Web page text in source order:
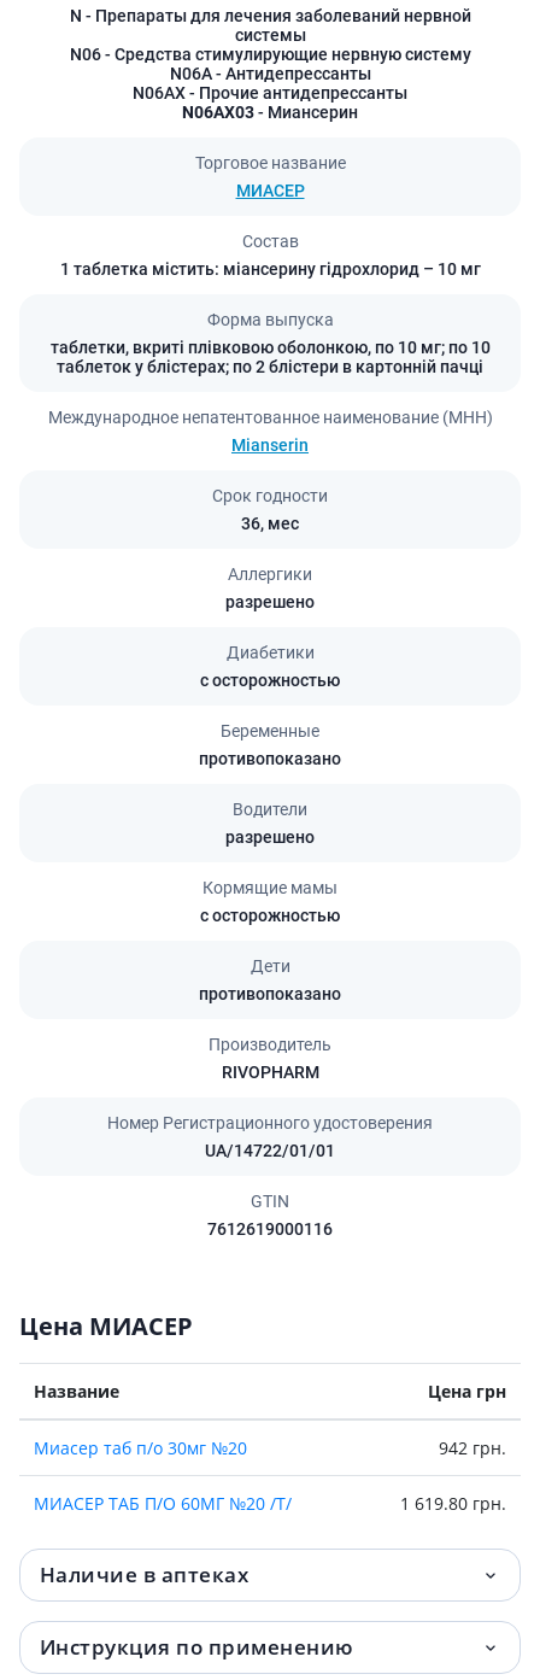
N - Препараты для лечения заболеваний нервной
системы
N06- Средства стимулирующие нервную систему
N06A- Антидепрессанты
N06AX- Прочие антидепрессанты
N06AX03- Миансерин
Торговое название
МИАСЕР
Состав
1 таблетка містить: міансерину гідрохлорид – 10 мг
Форма выпуска
таблетки, вкриті плівковою оболонкою, по 10 мг; по 10
таблеток у блістерах; по 2 блістери в картонній пачці
Международное непатентованное наименование (МНН)
Mianserin
Срок годности
36, мес
Аллергики
разрешено
Диабетики
с осторожностью
Беременные
противопоказано
Водители
разрешено
Кормящие мамы
с осторожностью
Дети
противопоказано
Производитель
RIVOPHARM
Номер Регистрационного удостоверения
UA/14722/01/01
GTIN
7612619000116
Цена МИАСЕР
Название Цена грн
Миасер таб п/о 30мг №20 942 грн.
МИАСЕР ТАБ П/О 60МГ №20 /T/ 1 619.80 грн.
Наличие в аптеках
Инструкция по применению